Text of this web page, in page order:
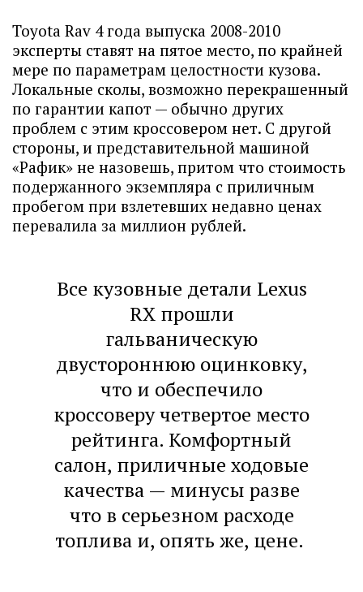
Toyota Rav 4 года выпуска 2008-2010
эксперты ставят на пятое место, по крайней
мере по параметрам целостности кузова.
Локальные сколы, возможно перекрашенный
по гарантии капот — обычно других
проблем с этим кроссовером нет. С другой
стороны, и представительной машиной
«Рафик» не назовешь, притом что стоимость
подержанного экземпляра с приличным
пробегом при взлетевших недавно ценах
перевалила за миллион рублей.
Все кузовные детали Lexus
RX прошли
гальваническую
двустороннюю оцинковку,
что и обеспечило
кроссоверу четвертое место
рейтинга. Комфортный
салон, приличные ходовые
качества — минусы разве
что в серьезном расходе
топлива и, опять же, цене.